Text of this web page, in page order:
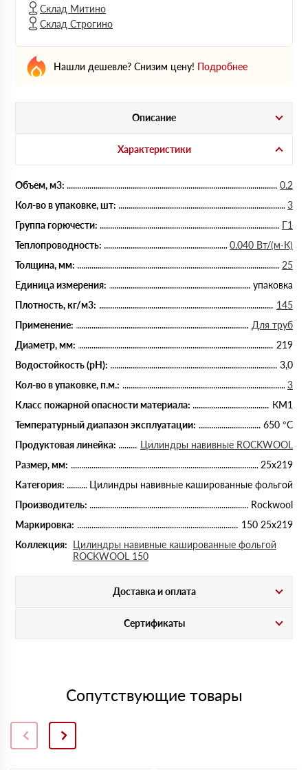
Склад Митино
Склад Строгино
Нашли дешевле? Снизим цену! Подробнее
Описание
Характеристики
Объем, м3:
0.2
Кол-во в упаковке, шт:
3
Группа горючести:
Г1
Теплопроводность:
0.040 Вт/(м·К)
Толщина, мм:
25
Единица измерения:
упаковка
Плотность, кг/м3:
145
Применение:
Для труб
Диаметр, мм:
219
Водостойкость (рН):
3,0
Кол-во в упаковке, п.м.:
3
Класс пожарной опасности материала:
КМ1
Температурный диапазон эксплуатации:
650 °С
Продуктовая линейка:
Цилиндры навивные ROCKWOOL
Размер, мм:
25х219
Категория:
Цилиндры навивные кашированные фольгой
Производитель:
Rockwool
Маркировка:
150 25х219
Коллекция: Цилиндры навивные кашированные фольгой
ROCKWOOL 150
Доставка и оплата
Сертификаты
Сопутствующие товары